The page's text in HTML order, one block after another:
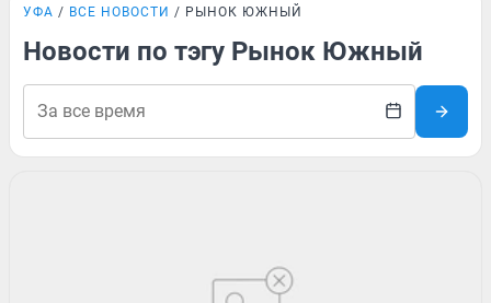
УФА ВСЕ НОВОСТИ РЫНОК ЮЖНЫЙ
Новости по тэгу Рынок Южный